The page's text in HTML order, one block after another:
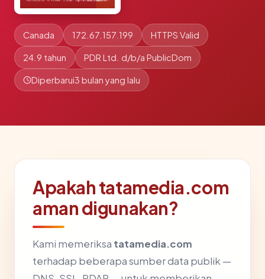
Canada 172.67.157.199 HTTPS Valid
24.9 tahun PDR Ltd. d/b/a PublicDom
Diperbarui3 bulan yang lalu
Apakah tatamedia.com
aman digunakan?
Kami memeriksa tatamedia.com
terhadap beberapa sumber data publik —